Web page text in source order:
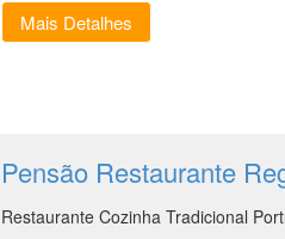
Mais Detalhes
Pensão Restaurante
Restaurante Cozinha Tradicional